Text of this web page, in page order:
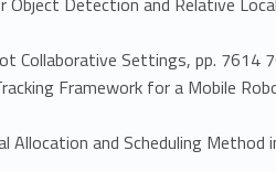
Collaborative Settings, pp. 7614
Framework for a Mobile
Allocation and Scheduling